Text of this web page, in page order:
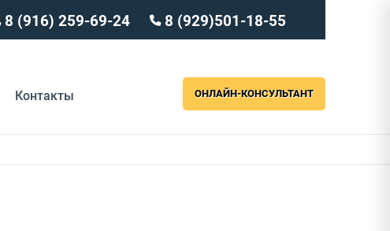
8 (916) 259-69-24 8 (929)501-18-55
Контакты ОНЛАЙН-КОНСУЛЬТАНТ